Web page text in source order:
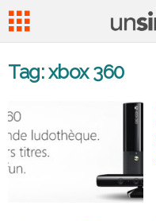
Tag: xbox 360